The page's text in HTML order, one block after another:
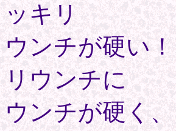
ッキリ
ウンチが硬い
リウンチに
ウンチが硬く